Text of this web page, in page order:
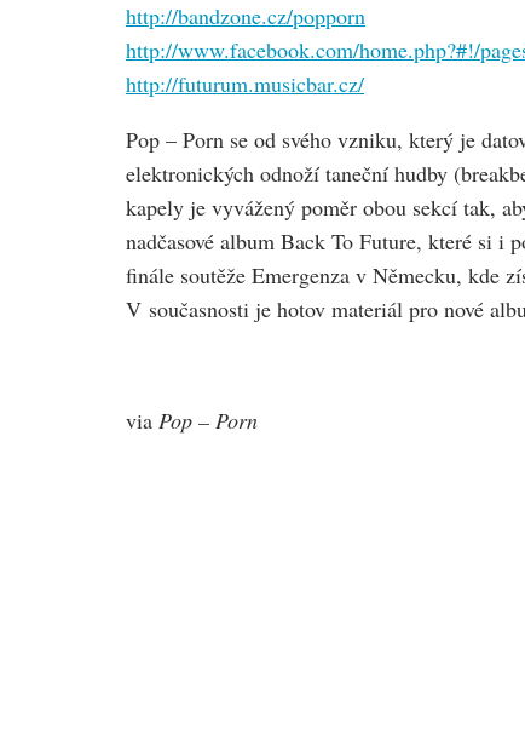
http://bandzone.cz/popporn
http://www.facebook.com/home.php?#!/
http://futurum.musicbar.cz/
Pop – Porn se od svého vzniku, který je
elektronických odnoží taneční hudby
kapely je vyvážený poměr obou sekcí tak,
nadčasové album Back To Future, které si i
finále soutěže Emergenza v Německu, kde
V současnosti je hotov materiál pro nové
via Pop – Porn